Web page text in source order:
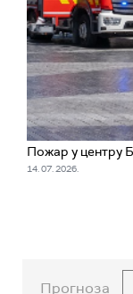
Пожар у центру
14. 07. 2026.
Прогноза